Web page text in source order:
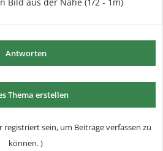
Antworten
Thema erstellen
sein, um Beiträge verfassen zu
können. )